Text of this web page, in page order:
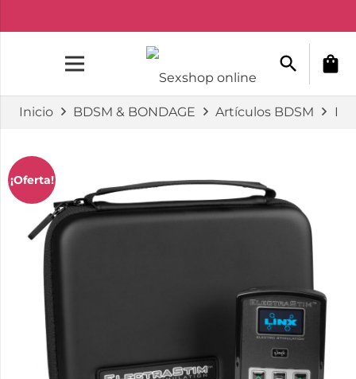
search shopping_bag
Inicio BDSM & BONDAGE Artículos BDSM
¡Oferta!